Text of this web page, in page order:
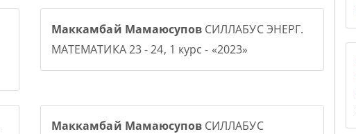
Маккамбай МамаюсуповСИЛЛАБУС ЭНЕРГ.
МАТЕМАТИКА 23 - 24, 1 курс - «2023»
Маккамбай МамаюсуповСИЛЛАБУС